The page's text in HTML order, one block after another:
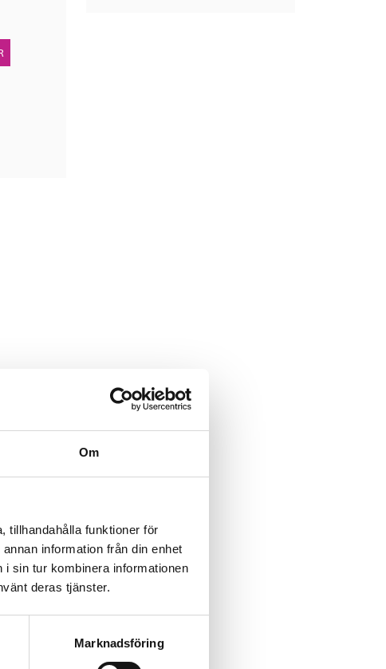
Om
tillhandahålla funktioner för
information från din enhet
sin tur kombinera informationen
deras tjänster.
Marknadsföring